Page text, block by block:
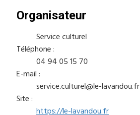
Organisateur
Service culturel
Téléphone :
04 94 05 15 70
E-mail :
service.culturel@le-lavandou.fr
Site :
https://le-lavandou.fr